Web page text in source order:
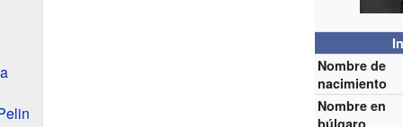
Nombre de
nacimiento
Nombre en
búlgaro